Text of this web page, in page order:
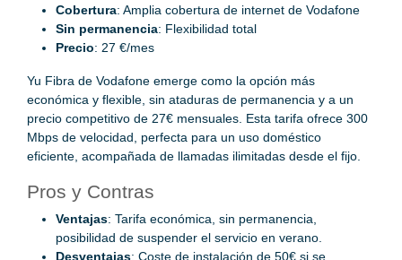
Cobertura: Amplia cobertura de internet de Vodafone
Sin permanencia: Flexibilidad total
Precio: 27 €/mes
Yu Fibra de Vodafone emerge como la opción más
económica y flexible, sin ataduras de permanencia y a un
precio competitivo de 27€ mensuales. Esta tarifa ofrece 300
Mbps de velocidad, perfecta para un uso doméstico
eficiente, acompañada de llamadas ilimitadas desde el fijo.
Pros y Contras
Ventajas: Tarifa económica, sin permanencia,
posibilidad de suspender el servicio en verano.
Desventajas: Coste de instalación de 50€ si se